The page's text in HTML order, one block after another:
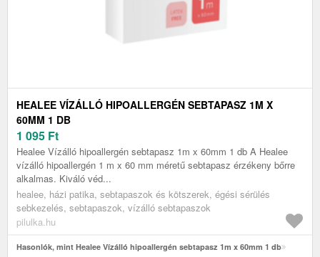
HEALEE VÍZÁLLÓ HIPOALLERGÉN SEBTAPASZ 1M X
60MM 1 DB
1 095 Ft
Healee Vízálló hipoallergén sebtapasz 1m x 60mm 1 db A Healee
vízálló hipoallergén 1 m x 60 mm méretű sebtapasz érzékeny bőrre
alkalmas. Kiváló véd...
healee, házi patika, sebtapaszok és kötszerek, égési sérülés
sebkezelés, sebtapaszok, vízálló sebtapaszok
pilulka.hu
Hasonlók, mint Healee Vízálló hipoallergén sebtapasz 1m x 60mm 1 db